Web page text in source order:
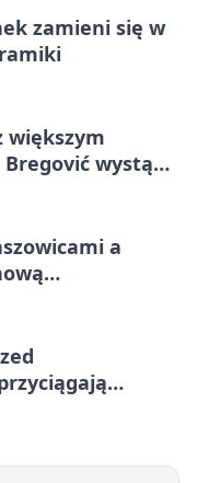
zamieni się w
większym
wystąpi
a